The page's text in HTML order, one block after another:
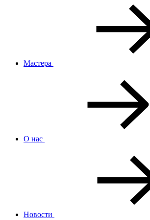
Мастера
О нас
Новости